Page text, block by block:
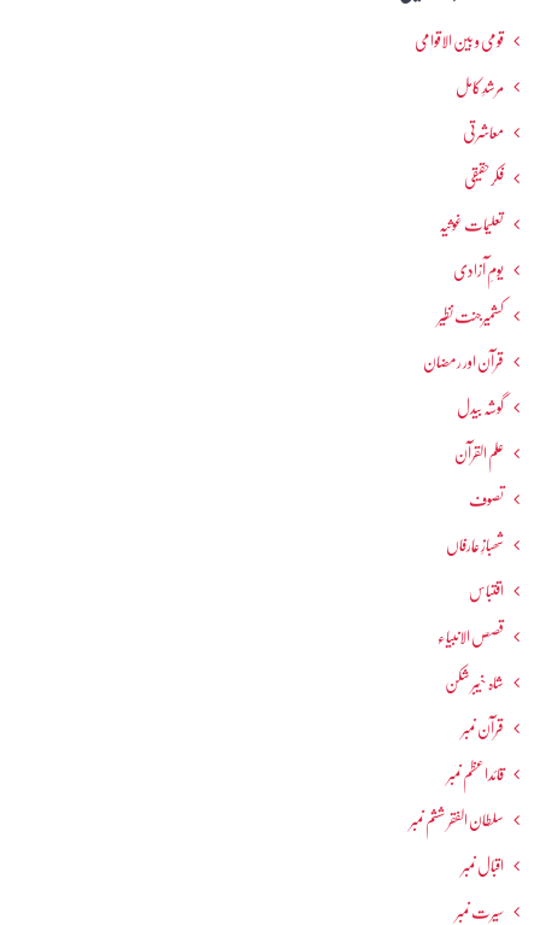
قومی و بین الاقوامی
مرشدِ کامل
معاشرتی
فکرحقیقی
تعلیمات غوثیہ
یومِ آزادی
کشمیرجنت نظیر
قرآن اور رمضان
گوشہ بیدل
علم القرآن
تصوف
شھبازِ عارفاں
اقتباس
قصص الانبیاء
شاہ خیبر شکن
قرآن نمبر
قائداعظم نمبر
سلطان الفقر ششم نمبر
اقبال نمبر
سیرت نمبر